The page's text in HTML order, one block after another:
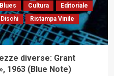
Blues Cultura
Editoriale
Ristampa Vinile
diverse: Grant
1963 (Blue Note)